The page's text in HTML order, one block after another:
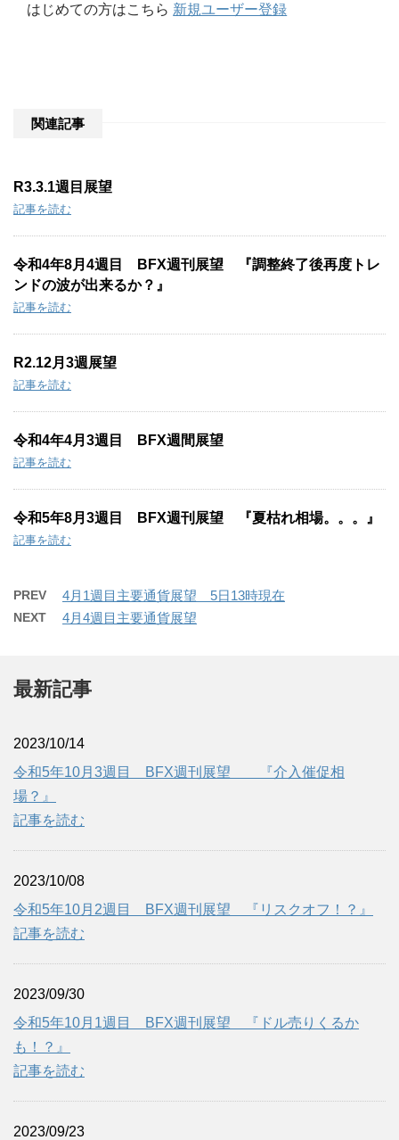
はじめての方はこちら 新規ユーザー登録
関連記事
R3.3.1週目展望
記事を読む
令和4年8月4週目 BFX週刊展望 『調整終了後再度トレ
ンドの波が出来るか？』
記事を読む
R2.12月3週展望
記事を読む
令和4年4月3週目 BFX週間展望
記事を読む
令和5年8月3週目 BFX週刊展望 『夏枯れ相場。。。』
記事を読む
PREV 4月1週目主要通貨展望 5日13時現在
NEXT 4月4週目主要通貨展望
最新記事
2023/10/14
令和5年10月3週目 BFX週刊展望 『介入催促相
場？』
記事を読む
2023/10/08
令和5年10月2週目 BFX週刊展望 『リスクオフ！？』
記事を読む
2023/09/30
令和5年10月1週目 BFX週刊展望 『ドル売りくるか
も！？』
記事を読む
2023/09/23